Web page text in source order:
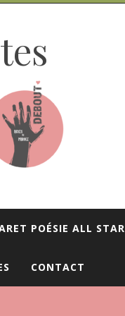
POÉSIE ALL STAR
CONTACT